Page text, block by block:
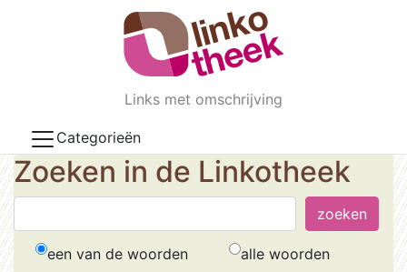
Skip to main content
Links met omschrijving
Categorieën
Zoeken in de Linkotheek
een van de woorden
alle woorden